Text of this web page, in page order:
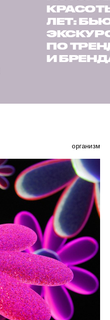
ЛЕТ:
ПО
И
организм